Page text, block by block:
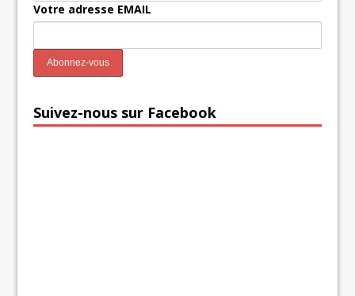
Votre adresse EMAIL
Suivez-nous sur Facebook